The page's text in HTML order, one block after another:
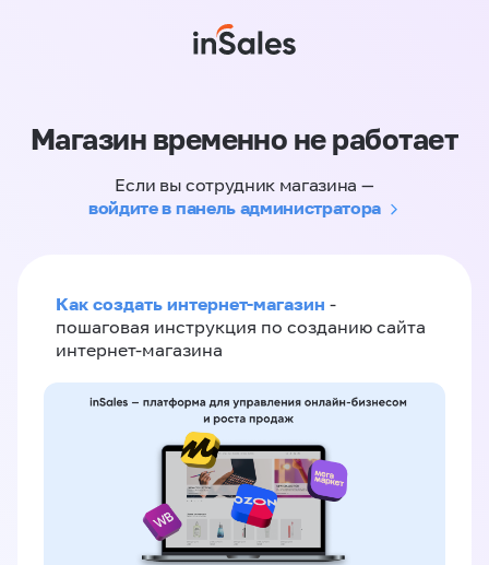
Магазин временно не работает
Если вы сотрудник магазина —
войдите в панель администратора
Как создать интернет-магазин -
пошаговая инструкция по созданию сайта
интернет-магазина